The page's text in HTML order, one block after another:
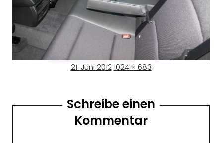
Posted
21. Juni 2012 Full
1024 × 683
Schreibe einen
Kommentar